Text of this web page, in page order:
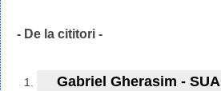
- De la cititori -
Gabriel Gherasim - SUA